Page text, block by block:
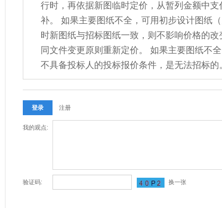
行时，再依据新图临时定价，从暂列金额中
补。 如果主要图纸不全，可用初步设计图纸
时新图纸与招标图纸一致，则不影响价格的
同文件变更原则重新定价。 如果主要图纸不
不具备投标人的投标报价条件，是无法招标的
注册
我的观点:
验证码: 换一张